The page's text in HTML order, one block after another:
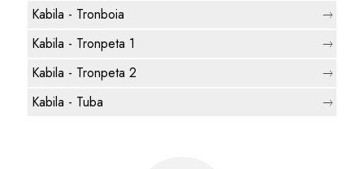
Kabila - Tronboia
Kabila - Tronpeta 1
Kabila - Tronpeta 2
Kabila - Tuba